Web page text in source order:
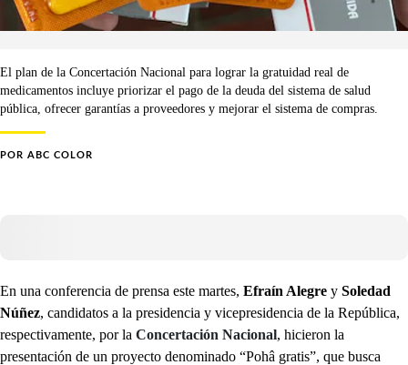
El plan de la Concertación Nacional para lograr la gratuidad real de
medicamentos incluye priorizar el pago de la deuda del sistema de salud
pública, ofrecer garantías a proveedores y mejorar el sistema de compras.
POR ABC COLOR
En una conferencia de prensa este martes, Efraín Alegre y Soledad
Núñez, candidatos a la presidencia y vicepresidencia de la República,
respectivamente, por la Concertación Nacional, hicieron la
presentación de un proyecto denominado “Pohâ gratis”, que busca